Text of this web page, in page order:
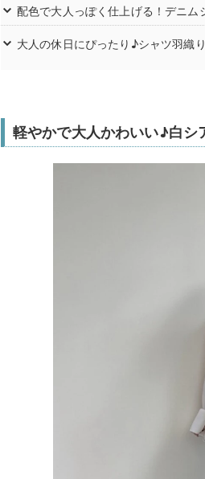
配色で大人っぽく仕上げる！デニム
大人の休日にぴったり♪シャツ羽織
軽やかで大人かわいい♪白シ